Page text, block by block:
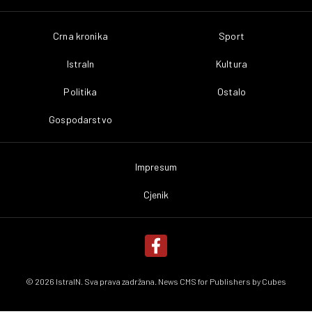
Crna kronika
IstraIn
Politika
Gospodarstvo
Sport
Kultura
Ostalo
Impresum
Cjenik
© 2026 IstraIN. Sva prava zadržana. News CMS for Publishers by Cubes